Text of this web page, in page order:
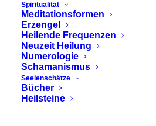
Spiritualität
Meditationsformen
Erzengel
Heilende Frequenzen
Neuzeit Heilung
Numerologie
Schamanismus
Seelenschätze
Bücher
Heilsteine